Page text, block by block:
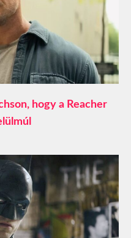
hogy a Reacher